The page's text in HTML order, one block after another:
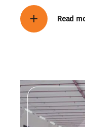
Read